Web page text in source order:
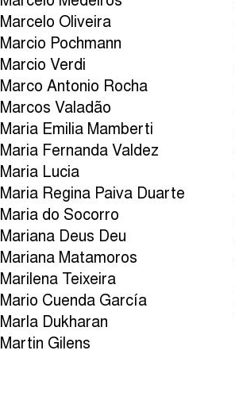
Marcelo Oliveira
Marcio Pochmann
Marcio Verdi
Marco Antonio Rocha
Marcos Valadão
Maria Emilia Mamberti
Maria Fernanda Valdez
Maria Lucia
Maria Regina Paiva Duarte
Maria do Socorro
Mariana Deus Deu
Mariana Matamoros
Marilena Teixeira
Mario Cuenda García
Marla Dukharan
Martin Gilens